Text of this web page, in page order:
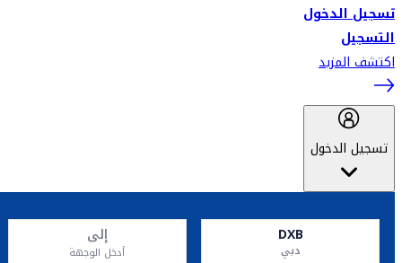
تسجيل الدخول
التسجيل
اكتشف المزيد
تسجيل الدخول
DXB
دبي
إلى
أدخل الوجهة